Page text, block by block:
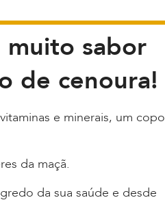
muito sabor
de cenoura!
e minerais, um copo
da maçã.
da sua saúde e desde